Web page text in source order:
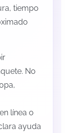
tiempo
No
línea o
ayuda